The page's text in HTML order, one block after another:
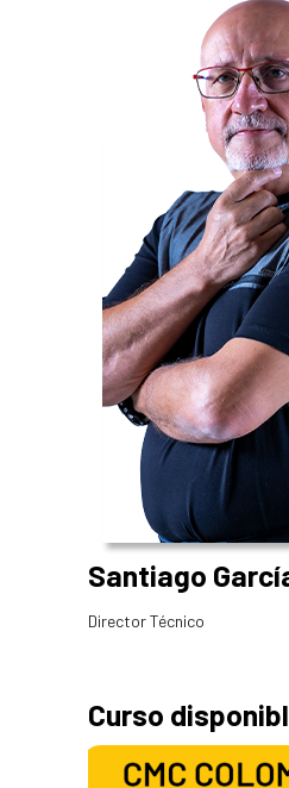
Santiago
Director Técnico
Curso